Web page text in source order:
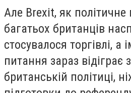
Але Brexit, як політичне
багатьох британців
стосувалося торгівлі, а
питання зараз відіграє
британській політиці,